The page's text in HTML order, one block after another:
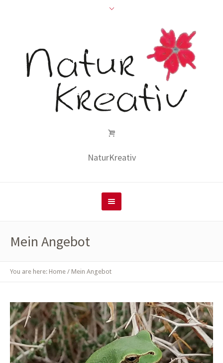
NaturKreativ
Mein Angebot
You are here: Home / Mein Angebot